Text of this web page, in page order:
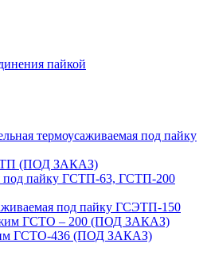
пайкой
термоусаживаемая под пайку
(ПОД ЗАКАЗ)
под пайку ГСТП-63, ГСТП-200
под пайку ГСЭТП-150
ГСТО – 200 (ПОД ЗАКАЗ)
ГСТО-436 (ПОД ЗАКАЗ)